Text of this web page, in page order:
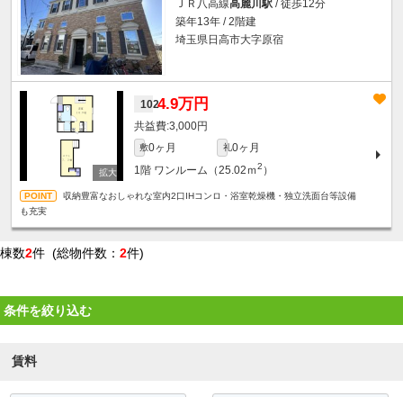
ＪＲ八高線高麗川駅 / 徒歩12分
築年13年 / 2階建
埼玉県日高市大字原宿
1024.9万円
3,000円
敷0ヶ月 礼0ヶ月
1階 ワンルーム（25.02ｍ2 ）
収納豊富なおしゃれな室内2口IHコンロ・浴室乾燥機・独立洗面台等設備
も充実
棟数2件 (総物件数： 2件)
条件を絞り込む
賃料